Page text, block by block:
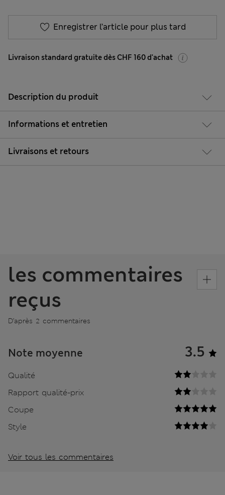
Enregistrer l’article pour plus tard
Livraison standard gratuite dès CHF 160 d'achat
Description du produit
Informations et entretien
Livraisons et retours
les commentaires
reçus
D’après 2 commentaires
Note moyenne 3.5
Qualité
Rapport qualité-prix
Coupe
Style
Voir tous les commentaires